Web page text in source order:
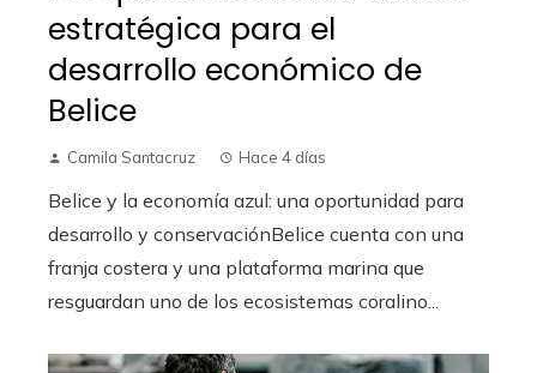
estratégica para el
desarrollo económico de
Belice
Camila Santacruz Hace 4 días
Belice y la economía azul: una oportunidad para
desarrollo y conservaciónBelice cuenta con una
franja costera y una plataforma marina que
resguardan uno de los ecosistemas coralino...